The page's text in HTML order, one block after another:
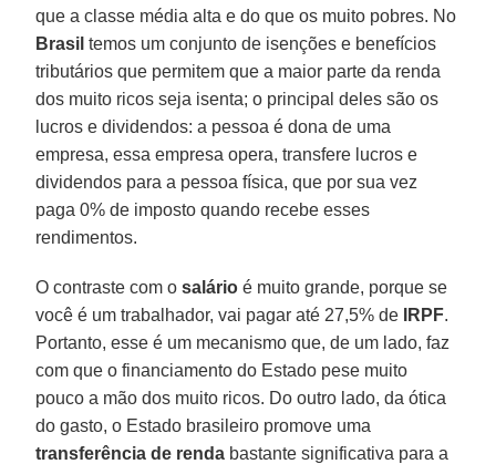
que a classe média alta e do que os muito pobres. No
Brasil temos um conjunto de isenções e benefícios
tributários que permitem que a maior parte da renda
dos muito ricos seja isenta; o principal deles são os
lucros e dividendos: a pessoa é dona de uma
empresa, essa empresa opera, transfere lucros e
dividendos para a pessoa física, que por sua vez
paga 0% de imposto quando recebe esses
rendimentos.
O contraste com osalário é muito grande, porque se
você é um trabalhador, vai pagar até 27,5% de
IRPF.
Portanto, esse é um mecanismo que, de um lado, faz
com que o financiamento do Estado pese muito
pouco a mão dos muito ricos. Do outro lado, da ótica
do gasto, o Estado brasileiro promove uma
transferência de renda bastante significativa para a